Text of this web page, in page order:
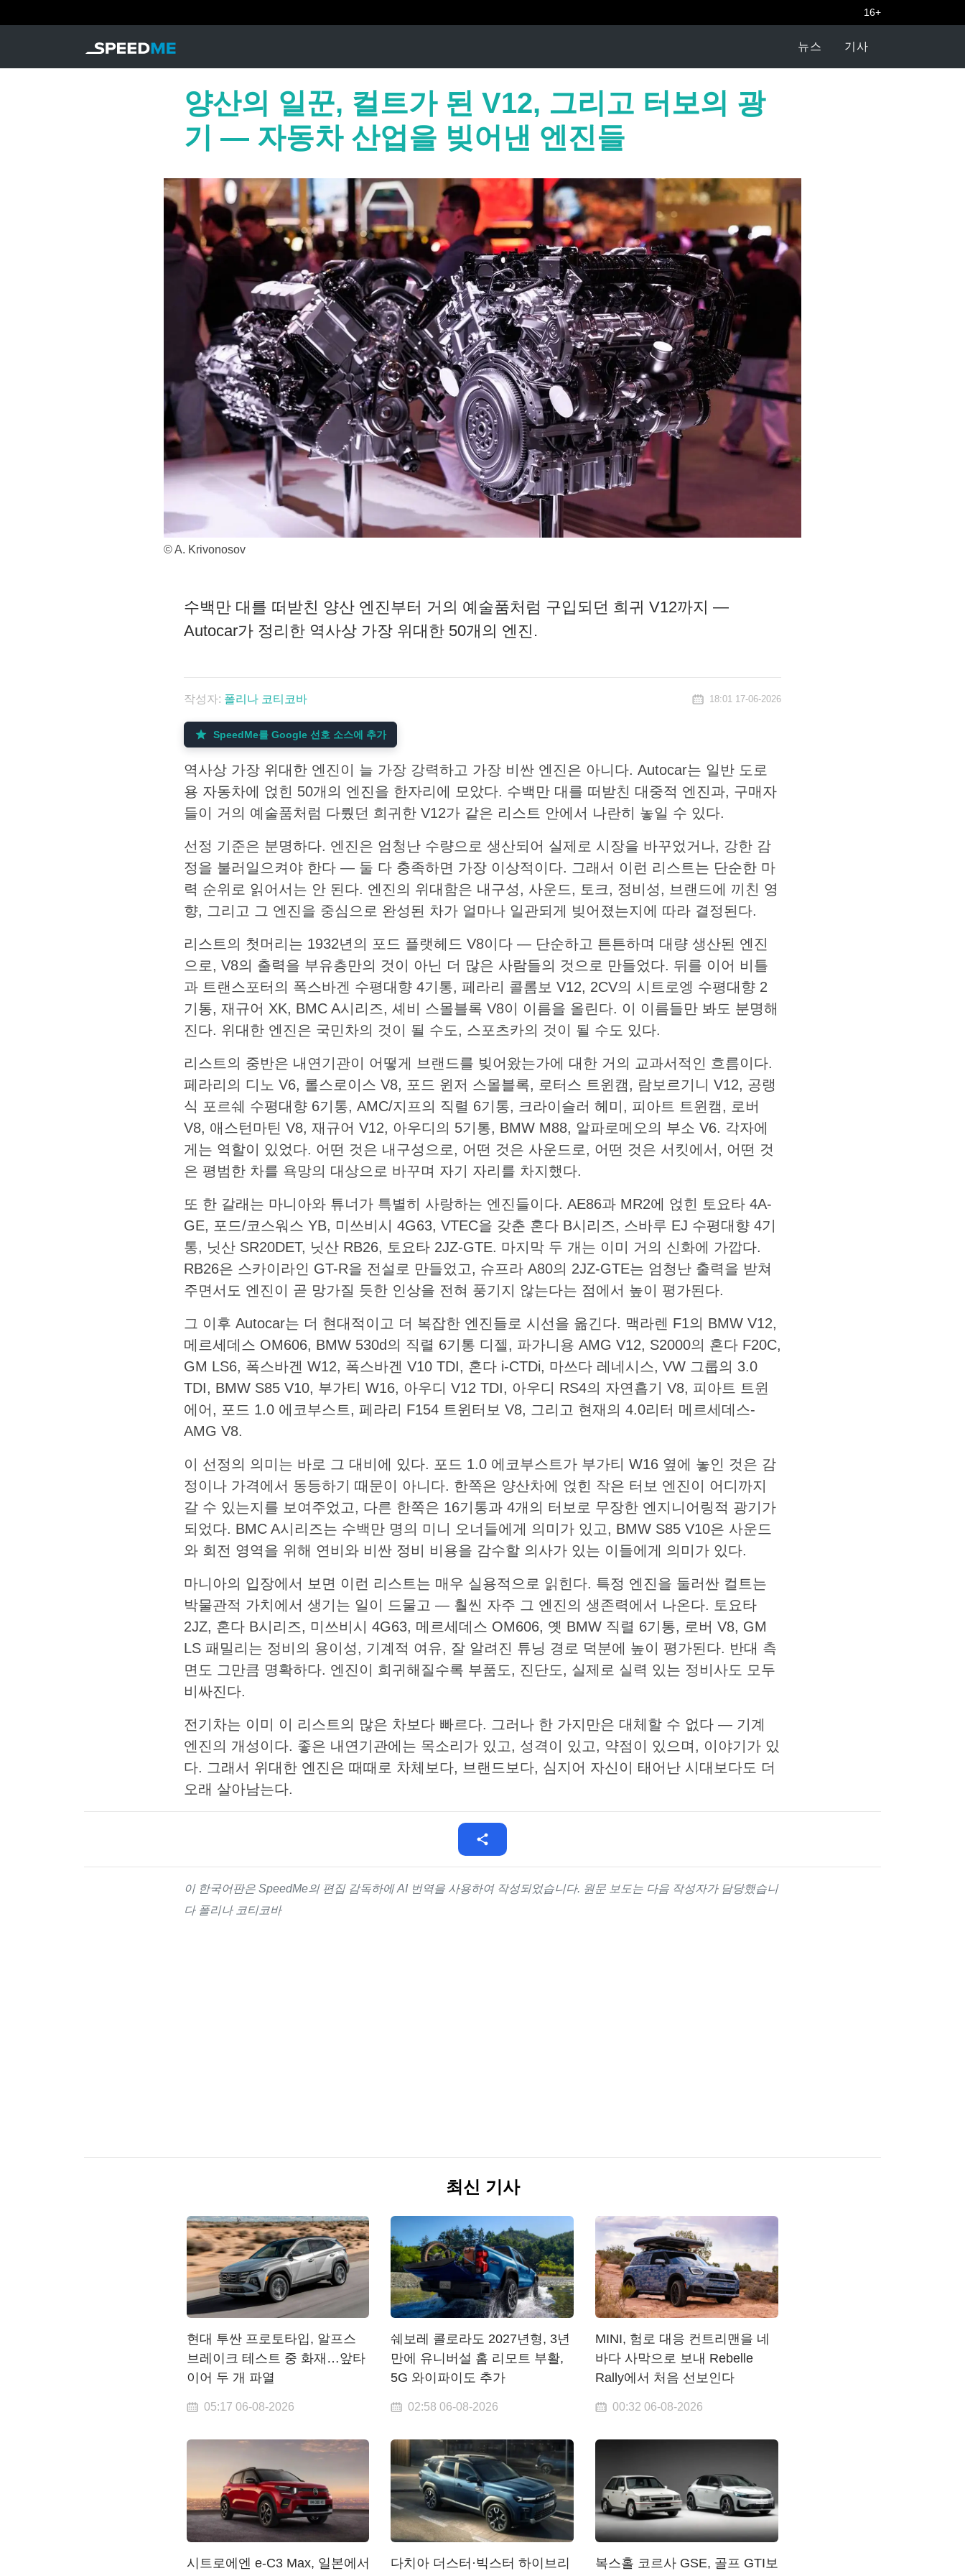
16+
뉴스 기사
양산의 일꾼, 컬트가 된 V12, 그리고 터보의 광
기 — 자동차 산업을 빚어낸 엔진들
© A. Krivonosov
수백만 대를 떠받친 양산 엔진부터 거의 예술품처럼 구입되던 희귀 V12까지 —
Autocar가 정리한 역사상 가장 위대한 50개의 엔진.
작성자: 폴리나 코티코바 18:01 17-06-2026
SpeedMe를 Google 선호 소스에 추가
역사상 가장 위대한 엔진이 늘 가장 강력하고 가장 비싼 엔진은 아니다. Autocar는 일반 도로
용 자동차에 얹힌 50개의 엔진을 한자리에 모았다. 수백만 대를 떠받친 대중적 엔진과, 구매자
들이 거의 예술품처럼 다뤘던 희귀한 V12가 같은 리스트 안에서 나란히 놓일 수 있다.
선정 기준은 분명하다. 엔진은 엄청난 수량으로 생산되어 실제로 시장을 바꾸었거나, 강한 감
정을 불러일으켜야 한다 — 둘 다 충족하면 가장 이상적이다. 그래서 이런 리스트는 단순한 마
력 순위로 읽어서는 안 된다. 엔진의 위대함은 내구성, 사운드, 토크, 정비성, 브랜드에 끼친 영
향, 그리고 그 엔진을 중심으로 완성된 차가 얼마나 일관되게 빚어졌는지에 따라 결정된다.
리스트의 첫머리는 1932년의 포드 플랫헤드 V8이다 — 단순하고 튼튼하며 대량 생산된 엔진
으로, V8의 출력을 부유층만의 것이 아닌 더 많은 사람들의 것으로 만들었다. 뒤를 이어 비틀
과 트랜스포터의 폭스바겐 수평대향 4기통, 페라리 콜롬보 V12, 2CV의 시트로엥 수평대향 2
기통, 재규어 XK, BMC A시리즈, 셰비 스몰블록 V8이 이름을 올린다. 이 이름들만 봐도 분명해
진다. 위대한 엔진은 국민차의 것이 될 수도, 스포츠카의 것이 될 수도 있다.
리스트의 중반은 내연기관이 어떻게 브랜드를 빚어왔는가에 대한 거의 교과서적인 흐름이다.
페라리의 디노 V6, 롤스로이스 V8, 포드 윈저 스몰블록, 로터스 트윈캠, 람보르기니 V12, 공랭
식 포르쉐 수평대향 6기통, AMC/지프의 직렬 6기통, 크라이슬러 헤미, 피아트 트윈캠, 로버
V8, 애스턴마틴 V8, 재규어 V12, 아우디의 5기통, BMW M88, 알파로메오의 부소 V6. 각자에
게는 역할이 있었다. 어떤 것은 내구성으로, 어떤 것은 사운드로, 어떤 것은 서킷에서, 어떤 것
은 평범한 차를 욕망의 대상으로 바꾸며 자기 자리를 차지했다.
또 한 갈래는 마니아와 튜너가 특별히 사랑하는 엔진들이다. AE86과 MR2에 얹힌 토요타 4A-
GE, 포드/코스워스 YB, 미쓰비시 4G63, VTEC을 갖춘 혼다 B시리즈, 스바루 EJ 수평대향 4기
통, 닛산 SR20DET, 닛산 RB26, 토요타 2JZ-GTE. 마지막 두 개는 이미 거의 신화에 가깝다.
RB26은 스카이라인 GT-R을 전설로 만들었고, 슈프라 A80의 2JZ-GTE는 엄청난 출력을 받쳐
주면서도 엔진이 곧 망가질 듯한 인상을 전혀 풍기지 않는다는 점에서 높이 평가된다.
그 이후 Autocar는 더 현대적이고 더 복잡한 엔진들로 시선을 옮긴다. 맥라렌 F1의 BMW V12,
메르세데스 OM606, BMW 530d의 직렬 6기통 디젤, 파가니용 AMG V12, S2000의 혼다 F20C,
GM LS6, 폭스바겐 W12, 폭스바겐 V10 TDI, 혼다 i-CTDi, 마쓰다 레네시스, VW 그룹의 3.0
TDI, BMW S85 V10, 부가티 W16, 아우디 V12 TDI, 아우디 RS4의 자연흡기 V8, 피아트 트윈
에어, 포드 1.0 에코부스트, 페라리 F154 트윈터보 V8, 그리고 현재의 4.0리터 메르세데스-
AMG V8.
이 선정의 의미는 바로 그 대비에 있다. 포드 1.0 에코부스트가 부가티 W16 옆에 놓인 것은 감
정이나 가격에서 동등하기 때문이 아니다. 한쪽은 양산차에 얹힌 작은 터보 엔진이 어디까지
갈 수 있는지를 보여주었고, 다른 한쪽은 16기통과 4개의 터보로 무장한 엔지니어링적 광기가
되었다. BMC A시리즈는 수백만 명의 미니 오너들에게 의미가 있고, BMW S85 V10은 사운드
와 회전 영역을 위해 연비와 비싼 정비 비용을 감수할 의사가 있는 이들에게 의미가 있다.
마니아의 입장에서 보면 이런 리스트는 매우 실용적으로 읽힌다. 특정 엔진을 둘러싼 컬트는
박물관적 가치에서 생기는 일이 드물고 — 훨씬 자주 그 엔진의 생존력에서 나온다. 토요타
2JZ, 혼다 B시리즈, 미쓰비시 4G63, 메르세데스 OM606, 옛 BMW 직렬 6기통, 로버 V8, GM
LS 패밀리는 정비의 용이성, 기계적 여유, 잘 알려진 튜닝 경로 덕분에 높이 평가된다. 반대 측
면도 그만큼 명확하다. 엔진이 희귀해질수록 부품도, 진단도, 실제로 실력 있는 정비사도 모두
비싸진다.
전기차는 이미 이 리스트의 많은 차보다 빠르다. 그러나 한 가지만은 대체할 수 없다 — 기계
엔진의 개성이다. 좋은 내연기관에는 목소리가 있고, 성격이 있고, 약점이 있으며, 이야기가 있
다. 그래서 위대한 엔진은 때때로 차체보다, 브랜드보다, 심지어 자신이 태어난 시대보다도 더
오래 살아남는다.
이 한국어판은 SpeedMe의 편집 감독하에 AI 번역을 사용하여 작성되었습니다. 원문 보도는 다음 작성자가 담당했습니
다 폴리나 코티코바
최신 기사
현대 투싼 프로토타입, 알프스
브레이크 테스트 중 화재…앞타
이어 두 개 파열
05:17 06-08-2026
쉐보레 콜로라도 2027년형, 3년
만에 유니버설 홈 리모트 부활,
5G 와이파이도 추가
02:58 06-08-2026
MINI, 험로 대응 컨트리맨을 네
바다 사막으로 보내 Rebelle
Rally에서 처음 선보인다
00:32 06-08-2026
시트로에엔 e-C3 Max, 일본에서
다치아 더스터·빅스터 하이브리
복스홀 코르사 GSE, 골프 GTI보